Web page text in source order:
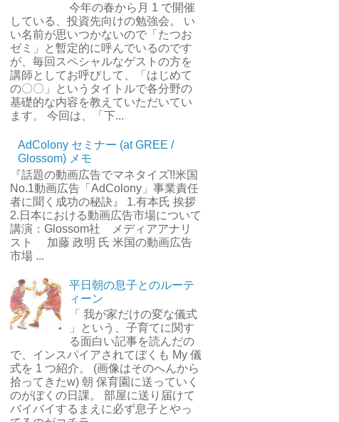
今年の春から月 1 で開催
している、投資先向けの勉強会。 い
い名前が思いつかないので「たつお
ゼミ」と暫定的に呼んでいるのです
が、毎回スペシャルなゲストの方を
講師としてお呼びして、「はじめて
の〇〇」というタイトルで各分野の
基礎的な内容を教えていただいてい
ます。 今回は、「下...
AdColony セミナー (at GREE /
Glossom) メモ
『話題の動画広告でマネタイズ!!米国
No.1動画広告「AdColony」事業責任
者に聞く成功の秘訣』 1.有本氏 挨拶
2.日本における動画広告市場について
講演：Glossom社 メディアアナリ
スト 加藤 政明 氏 米国の動画広告
市場 ...
平日朝の息子とのルーテ
ィーン
「 我が家だけの変な儀式
」という、子育てに関す
る面白い記事を読んだの
で、インスパイアされてぼくも My 儀
式を 1 つ紹介。 (画像はそのへんから
拾ってきたw) 朝 保育園に送っていく
のがぼくの日課。 部屋に送り届けて
バイバイするまえに必ず息子とやっ